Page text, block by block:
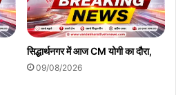
सिद्धार्थनगर में आज CM योगी का दौरा,
09/08/2026